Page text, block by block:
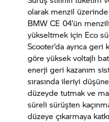
olarak menzil
BMW CE 04’ün
yükseltmek için Eco
Scooter’da ayrıca geri
göre yüksek voltajlı
enerji geri kazanım
sırasında ileriyi
düzeyde tutmak ve
süreli sürüşten
düzeye çıkarmaya